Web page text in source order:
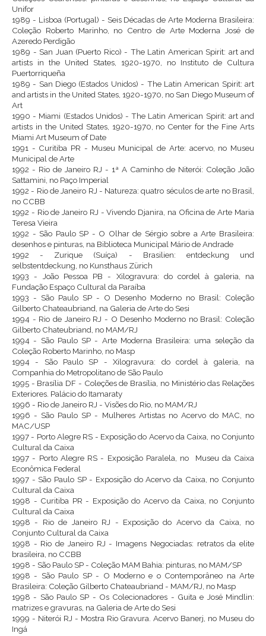
Unifor
1989 - Lisboa (Portugal) - Seis Décadas de Arte Moderna Brasileira:
Coleção Roberto Marinho, no Centro de Arte Moderna José de
Azeredo Perdigão
1989 - San Juan (Puerto Rico) - The Latin American Spirit: art and
artists in the United States, 1920-1970, no Instituto de Cultura
Puertorriqueña
1989 - San Diego (Estados Unidos) - The Latin American Spirit: art
and artists in the United States, 1920-1970, no San Diego Museum of
Art
1990 - Miami (Estados Unidos) - The Latin American Spirit: art and
artists in the United States, 1920-1970, no Center for the Fine Arts
Miami Art Museum of Date
1991 - Curitiba PR - Museu Municipal de Arte: acervo, no Museu
Municipal de Arte
1992 - Rio de Janeiro RJ - 1ª A Caminho de Niterói: Coleção João
Sattamini, no Paço Imperial
1992 - Rio de Janeiro RJ - Natureza: quatro séculos de arte no Brasil,
no CCBB
1992 - Rio de Janeiro RJ - Vivendo Djanira, na Oficina de Arte Maria
Teresa Vieira
1992 - São Paulo SP - O Olhar de Sérgio sobre a Arte Brasileira:
desenhos e pinturas, na Biblioteca Municipal Mário de Andrade
1992 - Zurique (Suíça) - Brasilien: entdeckung und
selbstentdeckung, no Kunsthaus Zürich
1993 - João Pessoa PB - Xilogravura: do cordel à galeria, na
Fundação Espaço Cultural da Paraíba
1993 - São Paulo SP - O Desenho Moderno no Brasil: Coleção
Gilberto Chateaubriand, na Galeria de Arte do Sesi
1994 - Rio de Janeiro RJ - O Desenho Moderno no Brasil: Coleção
Gilberto Chateubriand, no MAM/RJ
1994 - São Paulo SP - Arte Moderna Brasileira: uma seleção da
Coleção Roberto Marinho, no Masp
1994 - São Paulo SP - Xilogravura: do cordel à galeria, na
Companhia do Metropolitano de São Paulo
1995 - Brasília DF - Coleções de Brasília, no Ministério das Relações
Exteriores. Palácio do Itamaraty
1996 - Rio de Janeiro RJ - Visões do Rio, no MAM/RJ
1996 - São Paulo SP - Mulheres Artistas no Acervo do MAC, no
MAC/USP
1997 - Porto Alegre RS - Exposição do Acervo da Caixa, no Conjunto
Cultural da Caixa
1997 - Porto Alegre RS - Exposição Paralela, no Museu da Caixa
Econômica Federal
1997 - São Paulo SP - Exposição do Acervo da Caixa, no Conjunto
Cultural da Caixa
1998 - Curitiba PR - Exposição do Acervo da Caixa, no Conjunto
Cultural da Caixa
1998 - Rio de Janeiro RJ - Exposição do Acervo da Caixa, no
Conjunto Cultural da Caixa
1998 - Rio de Janeiro RJ - Imagens Negociadas: retratos da elite
brasileira, no CCBB
1998 - São Paulo SP - Coleção MAM Bahia: pinturas, no MAM/SP
1998 - São Paulo SP - O Moderno e o Contemporâneo na Arte
Brasileira: Coleção Gilberto Chateaubriand - MAM/RJ, no Masp
1998 - São Paulo SP - Os Colecionadores - Guita e José Mindlin:
matrizes e gravuras, na Galeria de Arte do Sesi
1999 - Niterói RJ - Mostra Rio Gravura. Acervo Banerj, no Museu do
Ingá